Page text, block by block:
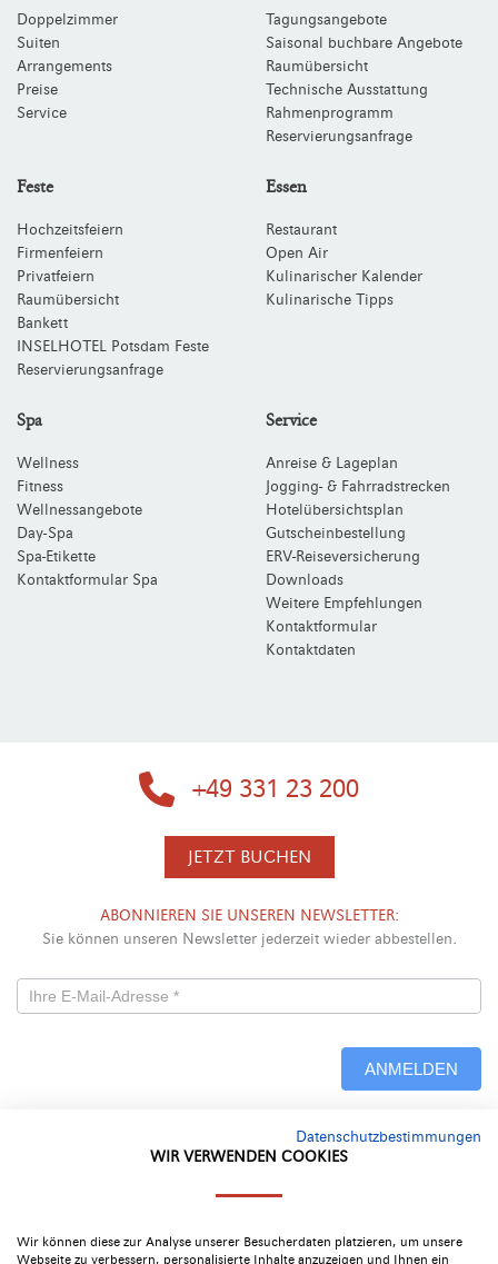
Doppelzimmer
Suiten
Arrangements
Preise
Service
Tagungsangebote
Saisonal buchbare Angebote
Raumübersicht
Technische Ausstattung
Rahmenprogramm
Reservierungsanfrage
Feste
Hochzeitsfeiern
Firmenfeiern
Privatfeiern
Raumübersicht
Bankett
INSELHOTEL Potsdam Feste
Reservierungsanfrage
Essen
Restaurant
Open Air
Kulinarischer Kalender
Kulinarische Tipps
Spa
Wellness
Fitness
Wellnessangebote
Day-Spa
Spa-Etikette
Kontaktformular Spa
Service
Anreise & Lageplan
Jogging- & Fahrradstrecken
Hotelübersichtsplan
Gutscheinbestellung
ERV-Reiseversicherung
Downloads
Weitere Empfehlungen
Kontaktformular
Kontaktdaten
+49 331 23 200
JETZT BUCHEN
ABONNIEREN SIE UNSEREN NEWSLETTER:
Sie können unseren Newsletter jederzeit wieder abbestellen.
Newsletterformular
ANMELDEN
4.4
Datenschutzbestimmungen
WIR VERWENDEN COOKIES
Wir können diese zur Analyse unserer Besucherdaten platzieren, um unsere
Webseite zu verbessern, personalisierte Inhalte anzuzeigen und Ihnen ein